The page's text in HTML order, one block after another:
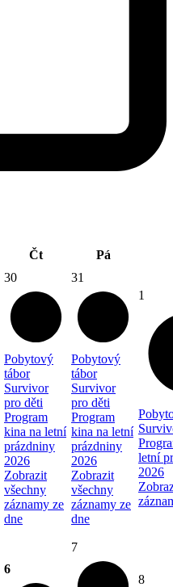
Čt
Pá
30
Pobytový
tábor
Survivor
pro děti
Program
kina na letní
prázdniny
2026
Zobrazit
všechny
záznamy ze
dne
31
Pobytový
tábor
Survivor
pro děti
Program
kina na letní
prázdniny
2026
Zobrazit
všechny
záznamy ze
dne
1
letní
2026
6
7
8